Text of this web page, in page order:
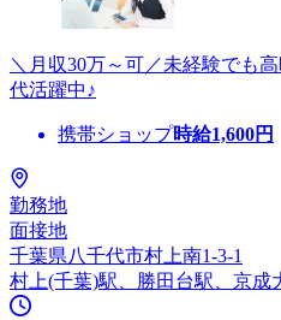
＼月収30万～可／未経験でも
代活躍中♪
携帯ショップ時給1,600円
勤務地
面接地
千葉県八千代市村上南1-3-1
村上(千葉)駅、勝田台駅、京成